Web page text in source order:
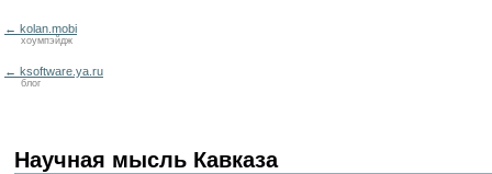
← kolan.mobi
хоумпэйдж
← ksoftware.ya.ru
блог
Научная мысль Кавказа